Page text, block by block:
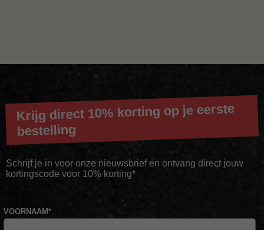
Krijg direct 10% korting op je eerste
bestelling
Schrijf je in voor onze nieuwsbrief en ontvang direct jouw
kortingscode voor 10% korting*
VOORNAAM*